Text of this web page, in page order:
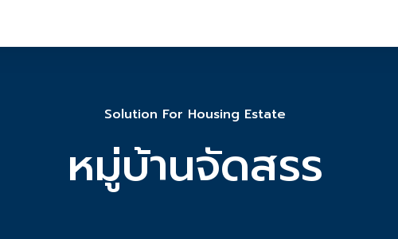
Solution For Housing Estate
หมู่บ้านจัดสรร